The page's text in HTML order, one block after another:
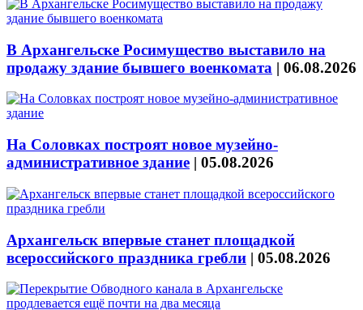
В Архангельске Росимущество выставило на
продажу здание бывшего военкомата | 06.08.2026
На Соловках построят новое музейно-
административное здание | 05.08.2026
Архангельск впервые станет площадкой
всероссийского праздника гребли | 05.08.2026